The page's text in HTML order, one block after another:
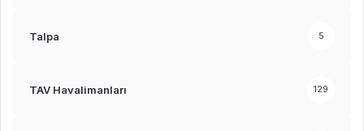
Talpa 5
TAV Havalimanları 129